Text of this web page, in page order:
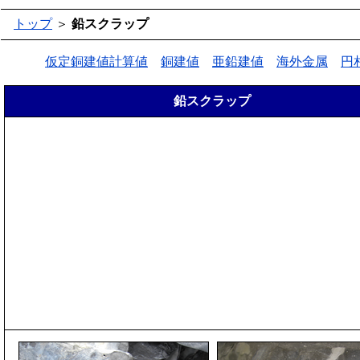
トップ＞ 鉛スクラップ
仮定銅建値計算値 銅建値 亜鉛建値 海外金属 円
鉛スクラップ